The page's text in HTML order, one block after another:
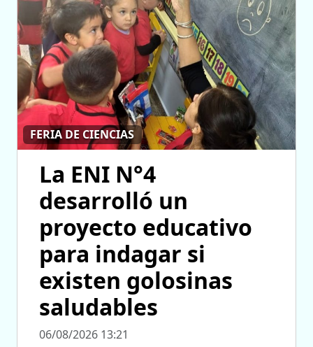
FERIA DE CIENCIAS
La ENI N°4
desarrolló un
proyecto educativo
para indagar si
existen golosinas
saludables
06/08/2026 13:21